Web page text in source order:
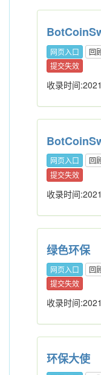
网页入口 回
提交失效
收录时间
网页入口 回
提交失效
收录时间
绿色环保
网页入口 回
提交失效
收录时间
环保大使